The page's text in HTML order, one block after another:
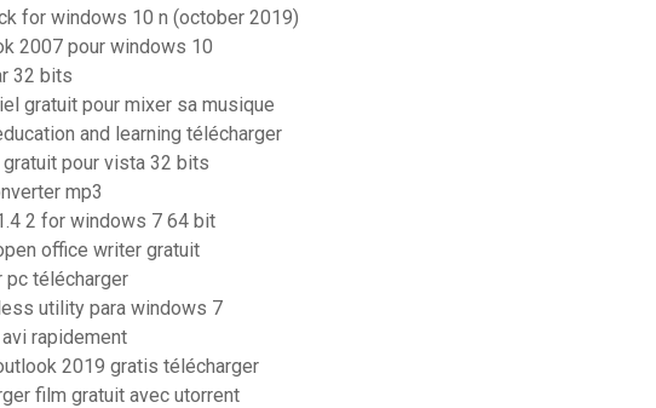
for windows 10 n (october 2019)
2007 pour windows 10
32 bits
gratuit pour mixer sa musique
and learning télécharger
pour vista 32 bits
mp3
2 for windows 7 64 bit
office writer gratuit
pc télécharger
utility para windows 7
rapidement
2019 gratis télécharger
film gratuit avec utorrent